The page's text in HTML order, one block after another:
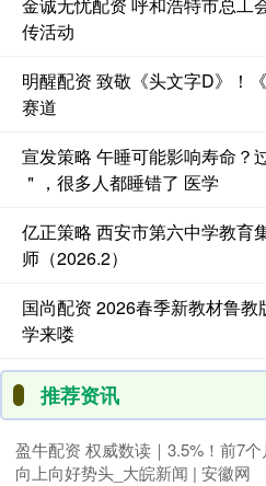
金诚无忧配资 呼和浩特市总工
传活动
明醒配资 致敬《头文字D》！
赛道
宣发策略 午睡可能影响寿命？
＂，很多人都睡错了 医学
亿正策略 西安市第六中学教育
师（2026.2）
国尚配资 2026春季新教材鲁
学来喽
推荐资讯
盈牛配资 权威数读｜3.5%！前7
向上向好势头_大皖新闻 | 安徽网